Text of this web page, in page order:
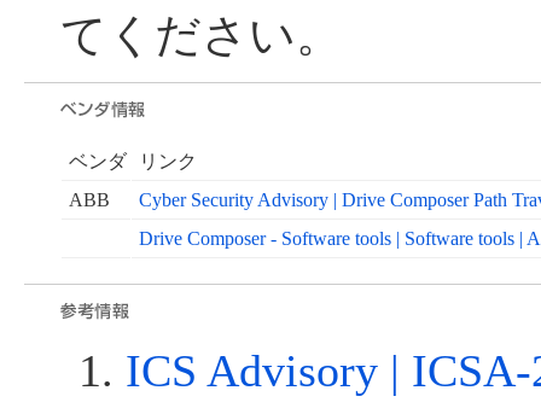
てください。
ベンダ
リンク
ABB
Cyber Security Advisory | Drive Composer Path
Drive Composer - Software tools | Software tools |
ICS Advisory | ICSA-